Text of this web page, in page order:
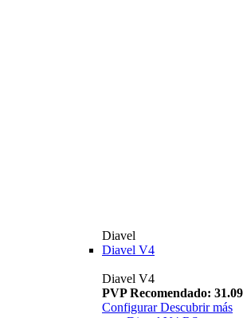
Diavel
Diavel V4
Diavel V4
PVP Recomendado:
Configurar Descubrir más